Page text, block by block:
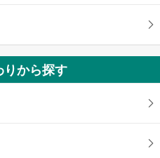
から探す